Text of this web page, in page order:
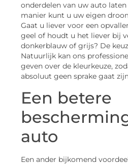
onderdelen van uw auto laten
manier kunt u uw eigen
Gaat u liever voor een
geel of houdt u het liever bij
donkerblauw of grijs? De
Natuurlijk kan ons
geven over de kleurkeuze,
absoluut geen sprake gaat
Een betere
auto
Een ander bijkomend